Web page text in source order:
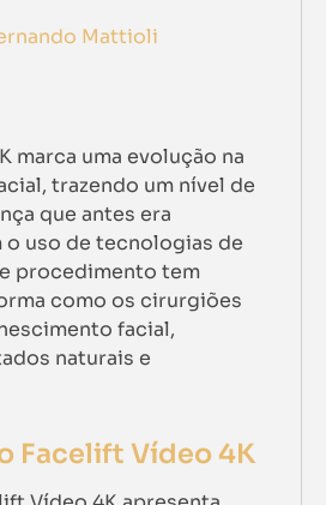
Mattioli
marca uma evolução na
trazendo um nível de
que antes era
o uso de tecnologias de
procedimento tem
como os cirurgiões
facial,
naturais e
Facelift Vídeo 4K